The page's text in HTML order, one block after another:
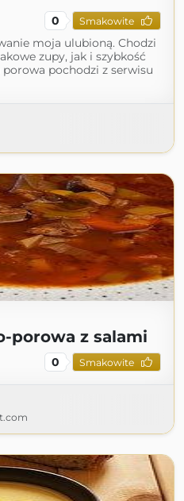
0 Smakowite
moja ulubioną. Chodzi
zupy, jak i szybkość
pochodzi z serwisu
porowa z salami
0 Smakowite